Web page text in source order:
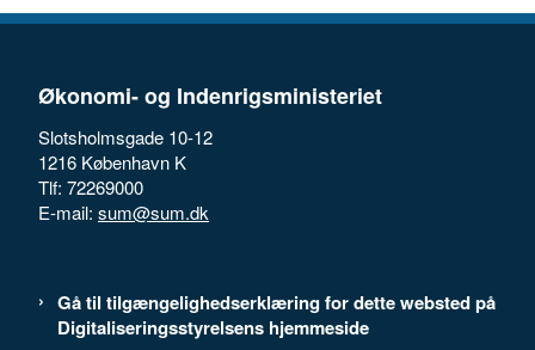
Økonomi- og Indenrigsministeriet
Slotsholmsgade 10-12
1216 København K
Tlf: 72269000
E-mail: sum@sum.dk
Gå til tilgængelighedserklæring for dette websted på
Digitaliseringsstyrelsens hjemmeside